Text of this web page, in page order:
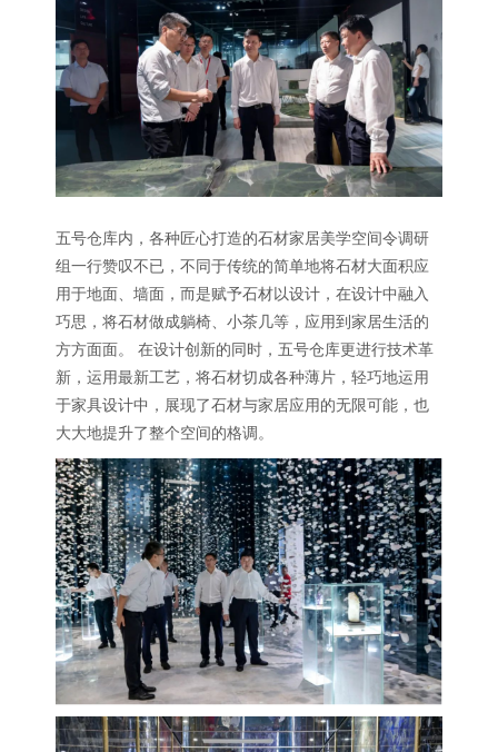
五号仓库内，各种匠心打造的石材家居美学空间令调研
组一行赞叹不已，不同于传统的简单地将石材大面积应
用于地面、墙面，而是赋予石材以设计，在设计中融入
巧思，将石材做成躺椅、小茶几等，应用到家居生活的
方方面面。 在设计创新的同时，五号仓库更进行技术革
新，运用最新工艺，将石材切成各种薄片，轻巧地运用
于家具设计中，展现了石材与家居应用的无限可能，也
大大地提升了整个空间的格调。